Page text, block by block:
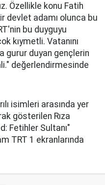
Özellikle konu Fatih
devlet adamı olunca bu
bu duyguyu
kıymetli. Vatanını
gurur duyan gençlerin
değerlendirmesinde
isimleri arasında yer
gösterilen Rıza
Fetihler Sultanı"
TRT 1 ekranlarında